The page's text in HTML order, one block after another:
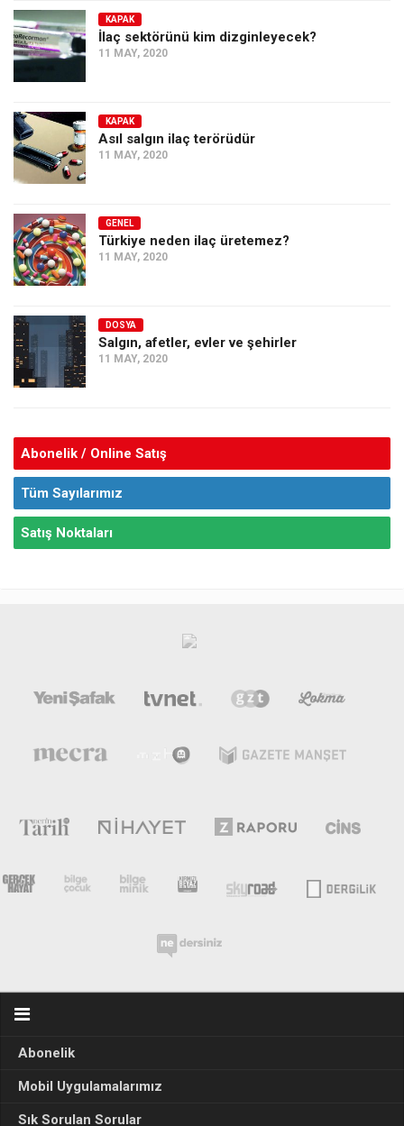
Düşünce
Dosyalar
KAPAK
İlaç sektörünü kim dizginleyecek?
11 MAY, 2020
KAPAK
Asıl salgın ilaç terörüdür
11 MAY, 2020
GENEL
Türkiye neden ilaç üretemez?
11 MAY, 2020
DOSYA
Salgın, afetler, evler ve şehirler
11 MAY, 2020
Abonelik / Online Satış
Tüm Sayılarımız
Satış Noktaları
Abonelik
Mobil Uygulamalarımız
Sık Sorulan Sorular